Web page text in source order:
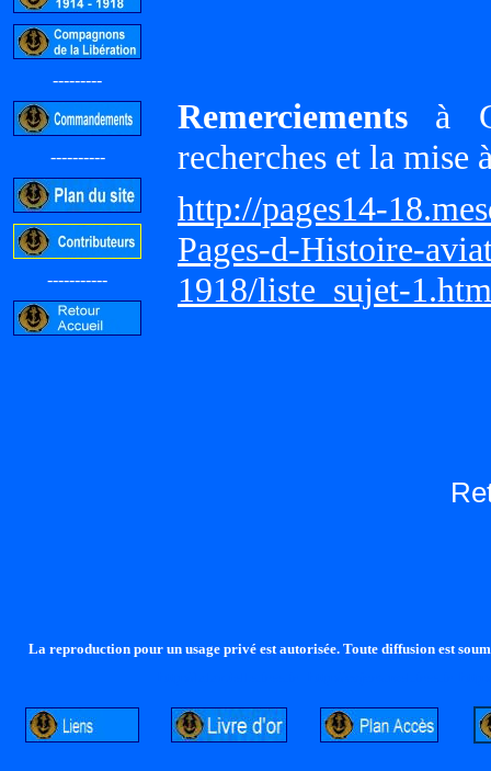
---------
----------
-----------
Remerciements à
recherches et la mise
http://pages14-
Pages-d-Histoire-
1918/liste_sujet-1.htm
La reproduction pour un usage privé est autorisée. Toute diffusion est